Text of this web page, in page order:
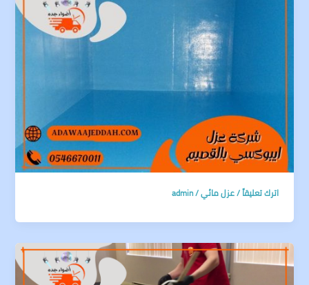
اترك تعليقاً/عزل مائي/
admin